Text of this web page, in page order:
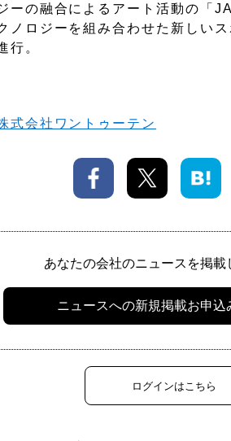
ーの融合によるアート活動の
ノロジーを組み合わせた新しい
行。
式会社ワントゥーテン
あなたの会社のニュースを掲載
ニュースへの新規掲載お申込
ログインはこちら